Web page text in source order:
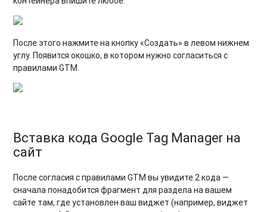
После этого нажмите на кнопку «Создать» в левом нижнем
углу. Появится окошко, в котором нужно согласиться с
правилами GTM.
Вставка кода Google Tag Manager на
сайт
После согласия с правилами GTM вы увидите 2 кода —
сначала понадобится фрагмент для раздела на вашем
сайте там, где установлен ваш виджет (например, виджет